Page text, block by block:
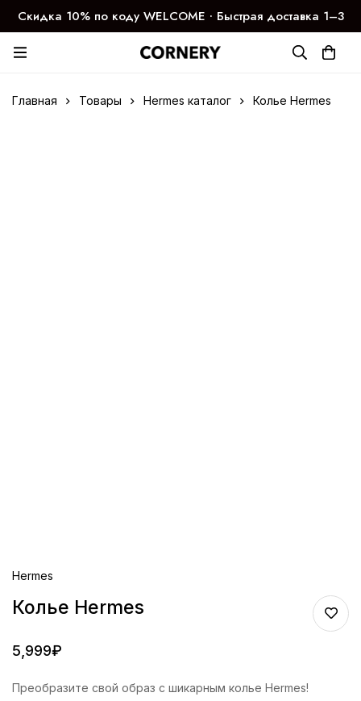
Скидка 10% по коду WELCOME ∙ Быстрая доставка 1–3
дня
Главная Товары Hermes каталог Колье Hermes
Hermes
Колье Hermes
5,999₽
Преобразите свой образ с шикарным колье Hermes!